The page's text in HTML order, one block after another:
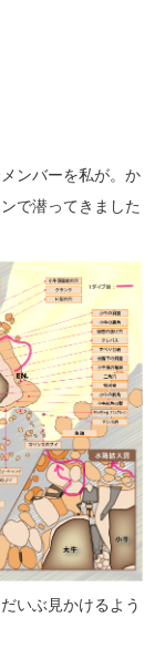
ンバーを私が。か
で潜ってきました
いぶ見かけるよう